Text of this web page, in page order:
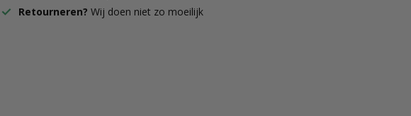
Retourneren?Wij doen niet zo moeilijk